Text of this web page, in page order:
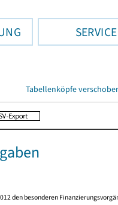
SERVICE
Tabellenköpfe
den besonderen